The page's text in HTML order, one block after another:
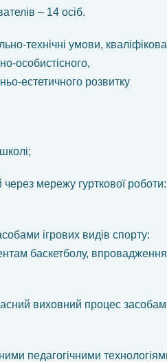
– 14 осіб.
технічні умови,
особистісного,
естетичного розвитку
через мережу гурткової роботи:
ігрових видів спорту:
баскетболу, впровадження
виховний процес
педагогічними